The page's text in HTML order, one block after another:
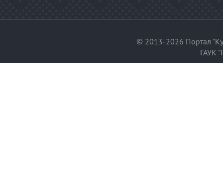
© 2013-2026 Портал
ГАУК